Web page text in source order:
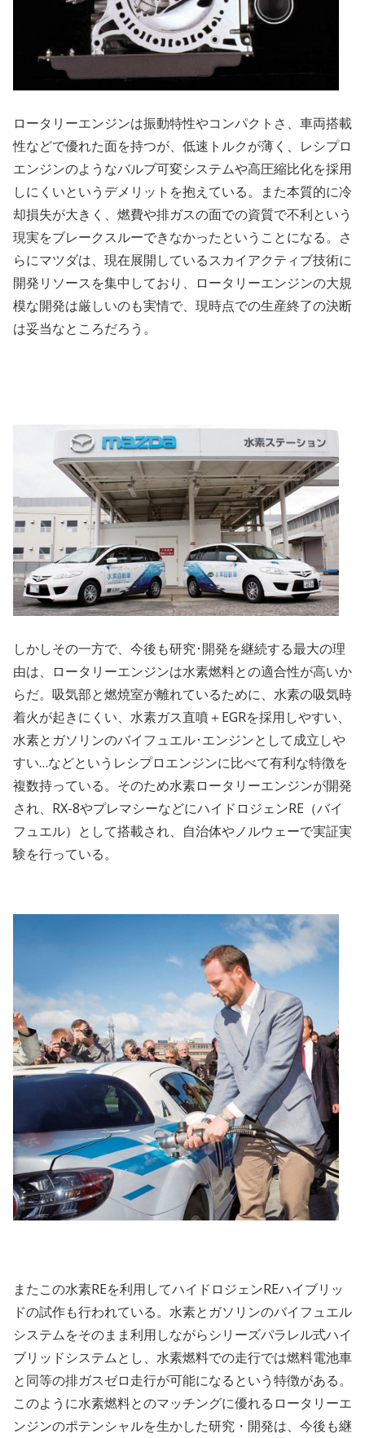
ロータリーエンジンは振動特性やコンパクトさ、車両搭載
性などで優れた面を持つが、低速トルクが薄く、レシプロ
エンジンのようなバルブ可変システムや高圧縮比化を採用
しにくいというデメリットを抱えている。また本質的に冷
却損失が大きく、燃費や排ガスの面での資質で不利という
現実をブレークスルーできなかったということになる。さ
らにマツダは、現在展開しているスカイアクティブ技術に
開発リソースを集中しており、ロータリーエンジンの大規
模な開発は厳しいのも実情で、現時点での生産終了の決断
は妥当なところだろう。
しかしその一方で、今後も研究･開発を継続する最大の理
由は、ロータリーエンジンは水素燃料との適合性が高いか
らだ。吸気部と燃焼室が離れているために、水素の吸気時
着火が起きにくい、水素ガス直噴＋EGRを採用しやすい、
水素とガソリンのバイフュエル･エンジンとして成立しや
すい…などというレシプロエンジンに比べて有利な特徴を
複数持っている。そのため水素ロータリーエンジンが開発
され、RX-8やプレマシーなどにハイドロジェンRE（バイ
フュエル）として搭載され、自治体やノルウェーで実証実
験を行っている。
またこの水素REを利用してハイドロジェンREハイブリッ
ドの試作も行われている。水素とガソリンのバイフュエル
システムをそのまま利用しながらシリーズパラレル式ハイ
ブリッドシステムとし、水素燃料での走行では燃料電池車
と同等の排ガスゼロ走行が可能になるという特徴がある。
このように水素燃料とのマッチングに優れるロータリーエ
ンジンのポテンシャルを生かした研究・開発は、今後も継